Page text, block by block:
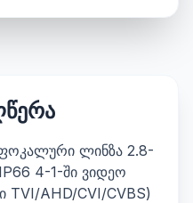
ლინზა 2.8-
4-1-ში ვიდეო
TVI/AHD/CVI/CVBS)